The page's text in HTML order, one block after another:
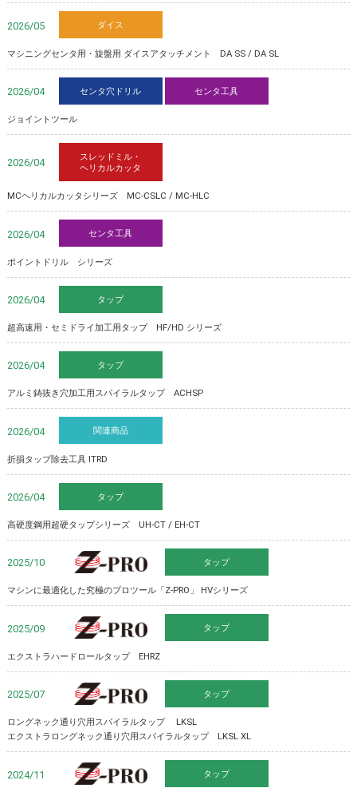
2026/05 ダイス
マシニングセンタ用・旋盤用 ダイスアタッチメント DA SS / DA SL
2026/04 センタ穴ドリル センタ工具
ジョイントツール
2026/04
スレッドミル・
ヘリカルカッタ
MCヘリカルカッタシリーズ MC-CSLC / MC-HLC
2026/04 センタ工具
ポイントドリル シリーズ
2026/04 タップ
超高速用・セミドライ加工用タップ HF/HD シリーズ
2026/04 タップ
アルミ鋳抜き穴加工用スパイラルタップ ACHSP
2026/04 関連商品
折損タップ除去工具 ITRD
2026/04 タップ
高硬度鋼用超硬タップシリーズ UH-CT / EH-CT
2025/10 タップ
マシンに最適化した究極のプロツール「Z-PRO」 HVシリーズ
2025/09 タップ
エクストラハードロールタップ EHRZ
2025/07 タップ
ロングネック通り穴用スパイラルタップ LKSL
エクストラロングネック通り穴用スパイラルタップ LKSL XL
2024/11 タップ